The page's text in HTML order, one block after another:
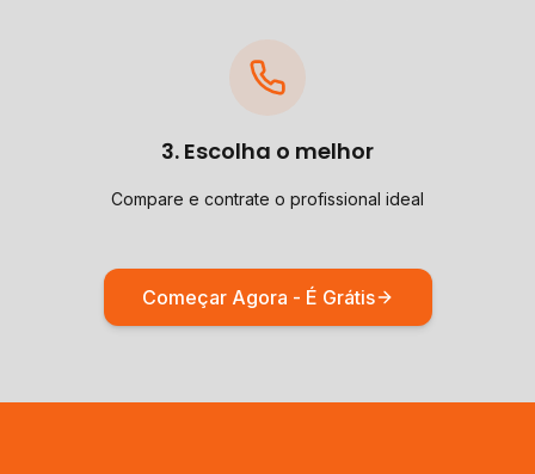
3. Escolha o melhor
Compare e contrate o profissional ideal
Começar Agora - É Grátis